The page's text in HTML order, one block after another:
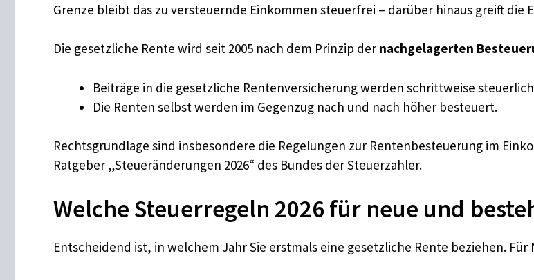
Grenze bleibt das zu versteuernde Einkommen steuerfrei – darüber hinaus greift die
Die gesetzliche Rente wird seit 2005 nach dem Prinzip der nachgelagerten
Beiträge in die gesetzliche Rentenversicherung werden schrittweise
Die Renten selbst werden im Gegenzug nach und nach höher besteuert.
Rechtsgrundlage sind insbesondere die Regelungen zur Rentenbesteuerung im
Ratgeber „Steueränderungen 2026“ des Bundes der Steuerzahler.
Welche Steuerregeln 2026 für neue und
Entscheidend ist, in welchem Jahr Sie erstmals eine gesetzliche Rente beziehen.